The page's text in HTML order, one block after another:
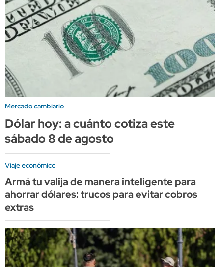
Mercado cambiario
Dólar hoy: a cuánto cotiza este
sábado 8 de agosto
Viaje económico
Armá tu valija de manera inteligente para
ahorrar dólares: trucos para evitar cobros
extras